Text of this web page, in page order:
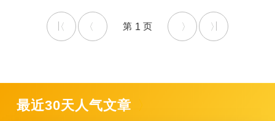
1
最近30天人气文章